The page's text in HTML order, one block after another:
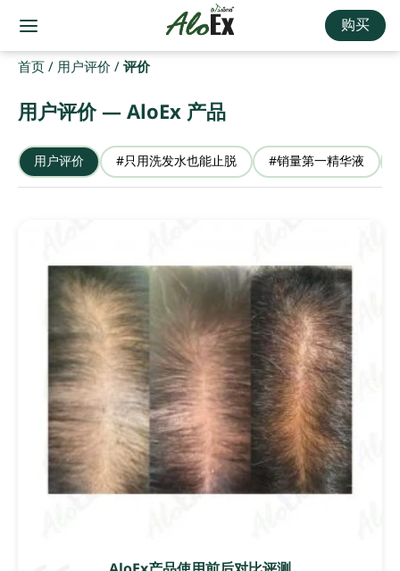
购买
首页/用户评价/评价
用户评价 — AloEx 产品
用户评价 #只用洗发水也能止脱 #销量第一精华液